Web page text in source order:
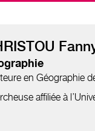
en Géographie
affiliée à